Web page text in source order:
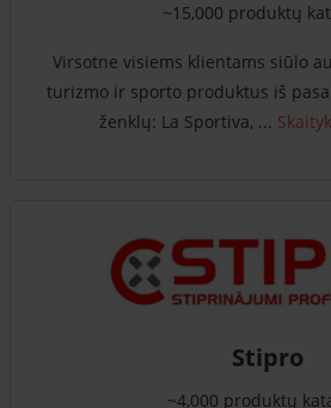
~15,000 produktų
Virsotne visiems klientams siūlo
turizmo ir sporto produktus iš
ženklų: La Sportiva, ...
Stipro
~4,000 produktų